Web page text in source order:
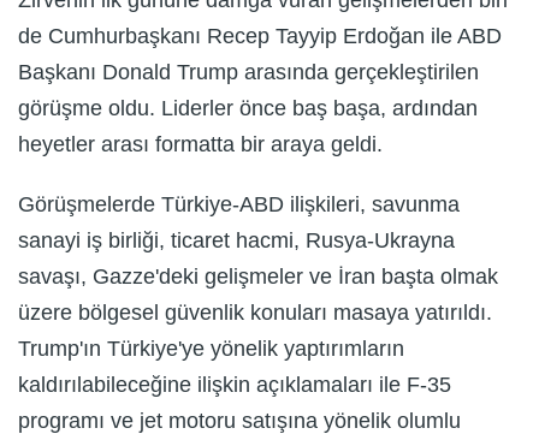
de Cumhurbaşkanı Recep Tayyip Erdoğan ile ABD
Başkanı Donald Trump arasında gerçekleştirilen
görüşme oldu. Liderler önce baş başa, ardından
heyetler arası formatta bir araya geldi.
Görüşmelerde Türkiye-ABD ilişkileri, savunma
sanayi iş birliği, ticaret hacmi, Rusya-Ukrayna
savaşı, Gazze'deki gelişmeler ve İran başta olmak
üzere bölgesel güvenlik konuları masaya yatırıldı.
Trump'ın Türkiye'ye yönelik yaptırımların
kaldırılabileceğine ilişkin açıklamaları ile F-35
programı ve jet motoru satışına yönelik olumlu